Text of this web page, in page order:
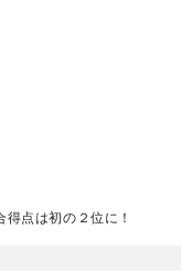
点は初の２位に！